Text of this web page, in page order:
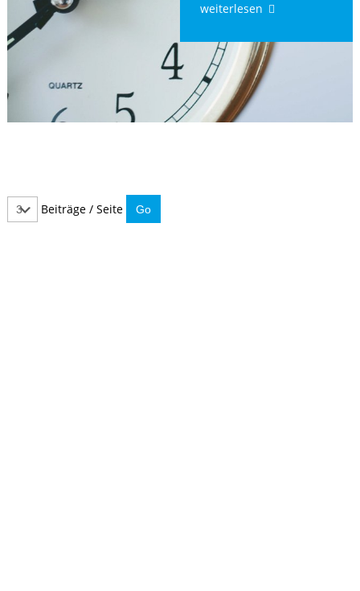
weiterlesen
Beiträge / Seite